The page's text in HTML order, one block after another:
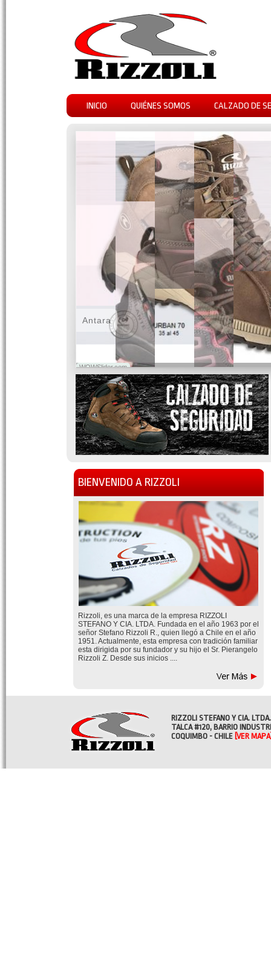
INICIO QUIÉNES SOMOS CALZADO DE
WOWSlider.com
Antara
BIENVENIDO A RIZZOLI
Rizzoli, es una marca de la empresa RIZZOLI
STEFANO Y CIA. LTDA. Fundada en el año 1963 por el
señor Stefano Rizzoli R., quien llegó a Chile en el año
1951. Actualmente, esta empresa con tradición familiar
esta dirigida por su fundador y su hijo el Sr. Pierangelo
Rizzoli Z. Desde sus inicios ....
RIZZOLI STEFANO Y CIA. LTDA.
TALCA #120, BARRIO
COQUIMBO - CHILE [VER